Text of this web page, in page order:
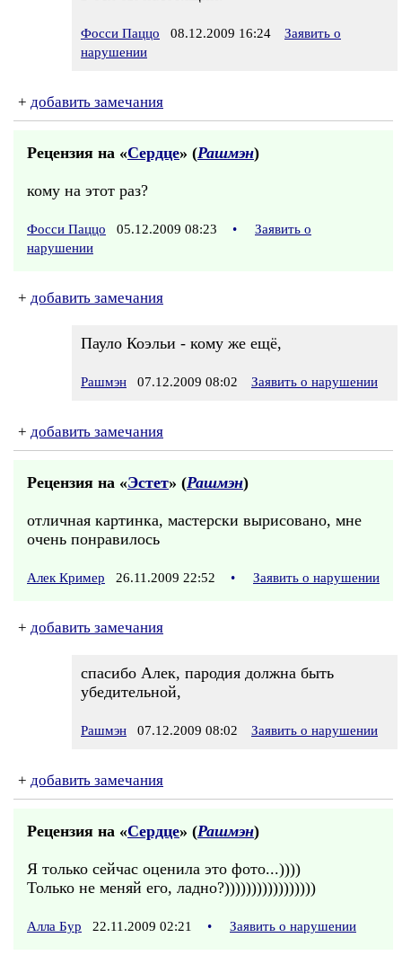
Фосси Паццо 08.12.2009 16:24
Заявить о
нарушении
+ добавить замечания
Рецензия на «Сердце» (Рашмэн)
кому на этот раз?
Фосси Паццо 05.12.2009 08:23 •
Заявить о
нарушении
+ добавить замечания
Пауло Коэльи - кому же ещё,
Рашмэн 07.12.2009 08:02 Заявить о нарушении
+ добавить замечания
Рецензия на «Эстет» (Рашмэн)
отличная картинка, мастерски вырисовано, мне
очень понравилось
Алек Кример 26.11.2009 22:52 • Заявить о нарушении
+ добавить замечания
спасибо Алек, пародия должна быть
убедительной,
Рашмэн 07.12.2009 08:02 Заявить о нарушении
+ добавить замечания
Рецензия на «Сердце» (Рашмэн)
Я только сейчас оценила это фото...))))
Только не меняй его, ладно?)))))))))))))))))
Алла Бур 22.11.2009 02:21 • Заявить о нарушении